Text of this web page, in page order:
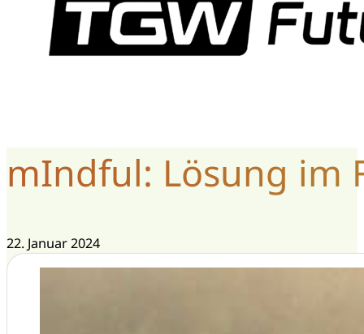
mIndful: Lösung im
22. Januar 2024